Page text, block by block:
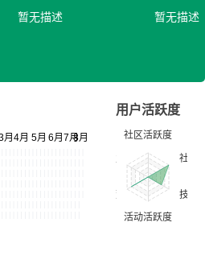
暂无描述 暂无描述
用户活跃度